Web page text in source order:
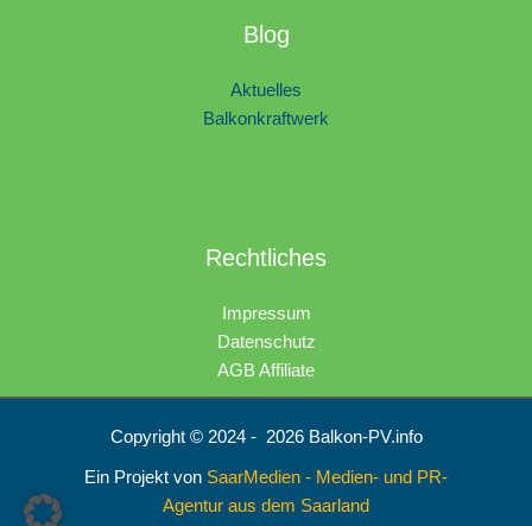
Blog
Aktuelles
Balkonkraftwerk
Rechtliches
Impressum
Datenschutz
AGB Affiliate
Copyright © 2024 - 2026 Balkon-PV.info
Ein Projekt von SaarMedien - Medien- und PR-
Agentur aus dem Saarland